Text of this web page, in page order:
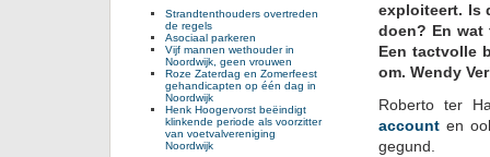
exploiteert. Is
doen? En wat
Een tactvolle
om. Wendy
Roberto ter
account en
gegund.
Strandtenthouders overtreden
de regels
Asociaal parkeren
Vijf mannen wethouder in
Noordwijk, geen vrouwen
Roze Zaterdag en Zomerfeest
gehandicapten op één dag in
Noordwijk
Henk Hoogervorst beëindigt
klinkende periode als voorzitter
van voetvalvereniging
Noordwijk